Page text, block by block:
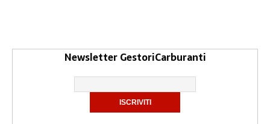
Newsletter GestoriCarburanti